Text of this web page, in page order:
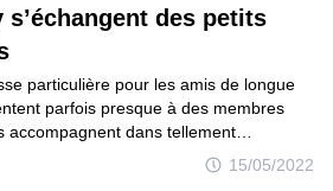
s’échangent des petits
15/05/2022
particulière pour les amis de longue
parfois presque à des membres
accompagnent dans tellement
ils nous connaissent mieux que nous-
cas, comme celui de George Clooney